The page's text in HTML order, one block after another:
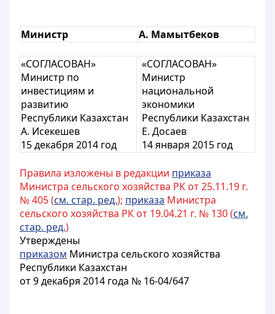
Министр А. Мамытбеков
«СОГЛАСОВАН»
Министр по
инвестициям и
развитию
Республики Казахстан
А. Исекешев
15 декабря 2014 год
«СОГЛАСОВАН»
Министр
национальной
экономики
Республики Казахстан
Е. Досаев
14 января 2015 год
Правила изложены в редакции приказа
Министра сельского хозяйства РК от 25.11.19 г.
№ 405 (см. стар. ред.); приказа Министра
сельского хозяйства РК от 19.04.21 г. № 130 (см.
стар. ред.)
Утверждены
приказом Министра сельского хозяйства
Республики Казахстан
от 9 декабря 2014 года № 16-04/647